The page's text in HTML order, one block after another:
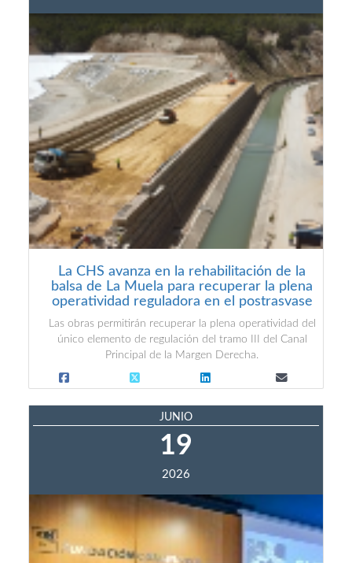
La CHS avanza en la rehabilitación de la
balsa de La Muela para recuperar la plena
operatividad reguladora en el postrasvase
Las obras permitirán recuperar la plena operatividad del
único elemento de regulación del tramo III del Canal
Principal de la Margen Derecha.
JUNIO
19
2026